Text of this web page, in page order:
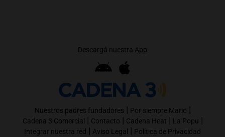
Descargá nuestra App
Nuestros padres fundadores | Por siempre Mario |
Cadena 3 Comercial | Contacto | Cadena Heat | La Popu |
Integrar nuestra red | Aviso Legal | Política de Privacidad